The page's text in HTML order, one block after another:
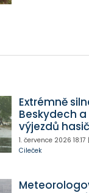
Extrémně
Beskydech
výjezdů
1. července 2026 18:17 |
Cileček